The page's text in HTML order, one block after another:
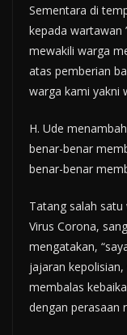
Sementara di
kepada wartawan
mewakili warga
atas pemberian
warga kami yakni
H. Ude
benar-benar
benar-benar
Tatang salah
Virus Corona,
mengatakan,
jajaran
membalas
dengan perasaan